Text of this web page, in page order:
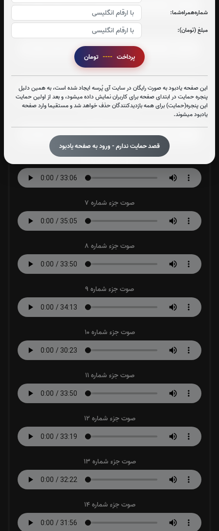
شماره‌همراه‌شما:
مبلغ (تومان):
پرداخت ----
این صفحه یادبود به صورت رایگان در سایت آی پُرسه ایجاد شده است، به همین دلیل
پنجره حمایت در ابتدای صفحه برای کاربران نمایش داده میشود، و بعد از اولین حمایت
این پنجره(حمایت) برای همه بازدیدکنندگان حذف خواهد شد و مستقیما وارد صفحه
یادبود میشوند.
قصد حمایت ندارم - ورود به صفحه یادبود
صوت جزء شماره 3
صوت جزء شماره 4
صوت جزء شماره 6
صوت جزء شماره 7
صوت جزء شماره 8
صوت جزء شماره 9
صوت جزء شماره 10
صوت جزء شماره 11
صوت جزء شماره 12
صوت جزء شماره 13
صوت جزء شماره 14